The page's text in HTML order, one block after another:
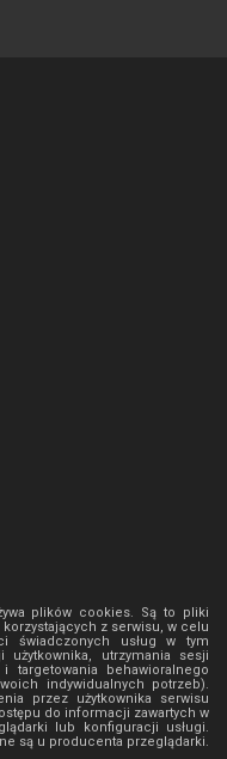
plików cookies. Są to pliki
z serwisu, w celu
świadczonych usług w tym
utrzymania sesji
targetowania behawioralnego
indywidualnych potrzeb).
przez użytkownika serwisu
do informacji zawartych w
lub konfiguracji usługi.
są u producenta przeglądarki.